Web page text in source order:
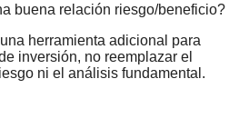
buena relación riesgo/beneficio?
herramienta adicional para
inversión, no reemplazar el
ni el análisis fundamental.